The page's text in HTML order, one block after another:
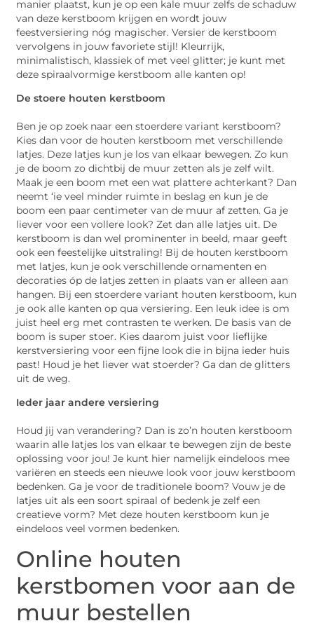
manier plaatst, kun je op een kale muur zelfs de schaduw
van deze kerstboom krijgen en wordt jouw
feestversiering nóg magischer. Versier de kerstboom
vervolgens in jouw favoriete stijl! Kleurrijk,
minimalistisch, klassiek of met veel glitter; je kunt met
deze spiraalvormige kerstboom alle kanten op!
De stoere houten kerstboom
Ben je op zoek naar een stoerdere variant kerstboom?
Kies dan voor de houten kerstboom met verschillende
latjes. Deze latjes kun je los van elkaar bewegen. Zo kun
je de boom zo dichtbij de muur zetten als je zelf wilt.
Maak je een boom met een wat plattere achterkant? Dan
neemt ‘ie veel minder ruimte in beslag en kun je de
boom een paar centimeter van de muur af zetten. Ga je
liever voor een vollere look? Zet dan alle latjes uit. De
kerstboom is dan wel prominenter in beeld, maar geeft
ook een feestelijke uitstraling! Bij de houten kerstboom
met latjes, kun je ook verschillende ornamenten en
decoraties óp de latjes zetten in plaats van er alleen aan
hangen. Bij een stoerdere variant houten kerstboom, kun
je ook alle kanten op qua versiering. Een leuk idee is om
juist heel erg met contrasten te werken. De basis van de
boom is super stoer. Kies daarom juist voor lieflijke
kerstversiering voor een fijne look die in bijna ieder huis
past! Houd je het liever wat stoerder? Ga dan de glitters
uit de weg.
Ieder jaar andere versiering
Houd jij van verandering? Dan is zo’n houten kerstboom
waarin alle latjes los van elkaar te bewegen zijn de beste
oplossing voor jou! Je kunt hier namelijk eindeloos mee
variëren en steeds een nieuwe look voor jouw kerstboom
bedenken. Ga je voor de traditionele boom? Vouw je de
latjes uit als een soort spiraal of bedenk je zelf een
creatieve vorm? Met deze houten kerstboom kun je
eindeloos veel vormen bedenken.
Online houten
kerstbomen voor aan de
muur bestellen